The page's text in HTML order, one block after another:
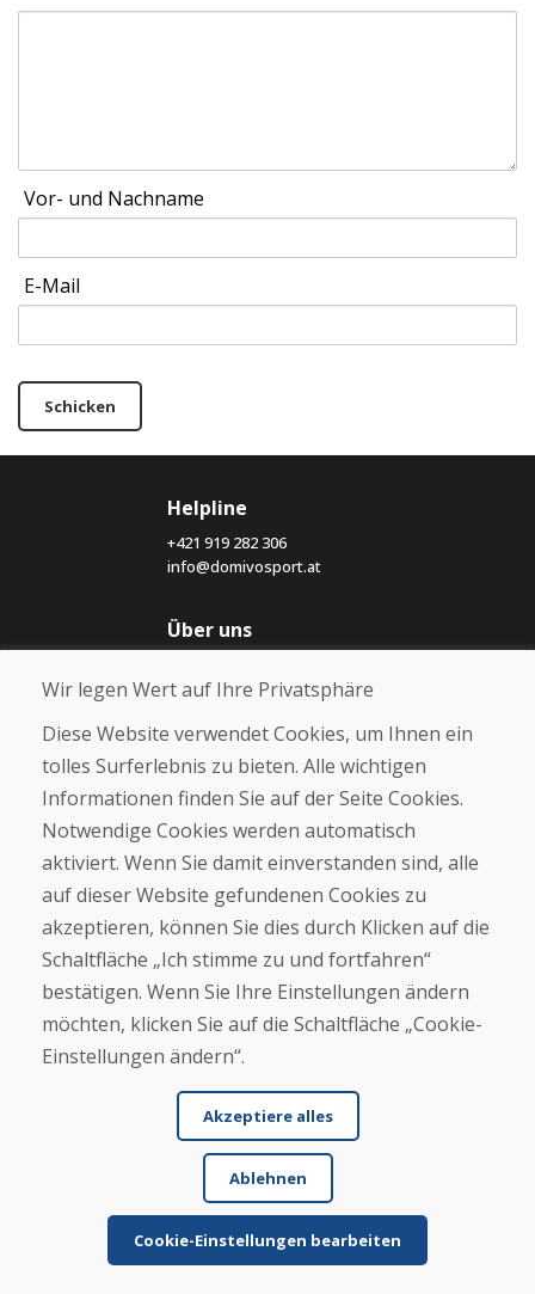
Vor- und Nachname
E-Mail
Schicken
Helpline
+421 919 282 306
info@domivosport.at
Über uns
Über uns
Kontakt
Kaufen
E-Shop
Geschäftsbedingungen
Zahlung
Beschwerde
Rückgabe und Umtausch von Waren
Cookies
© DOMIVOSPORT 2026, Alle Rechte vorbehalten
Wir legen Wert auf Ihre Privatsphäre
Diese Website verwendet Cookies, um Ihnen ein
tolles Surferlebnis zu bieten. Alle wichtigen
Informationen finden Sie auf der Seite Cookies.
Notwendige Cookies werden automatisch
aktiviert. Wenn Sie damit einverstanden sind, alle
auf dieser Website gefundenen Cookies zu
akzeptieren, können Sie dies durch Klicken auf die
Schaltfläche „Ich stimme zu und fortfahren“
bestätigen. Wenn Sie Ihre Einstellungen ändern
möchten, klicken Sie auf die Schaltfläche „Cookie-
Einstellungen ändern“.
Akzeptiere alles
Ablehnen
Cookie-Einstellungen bearbeiten